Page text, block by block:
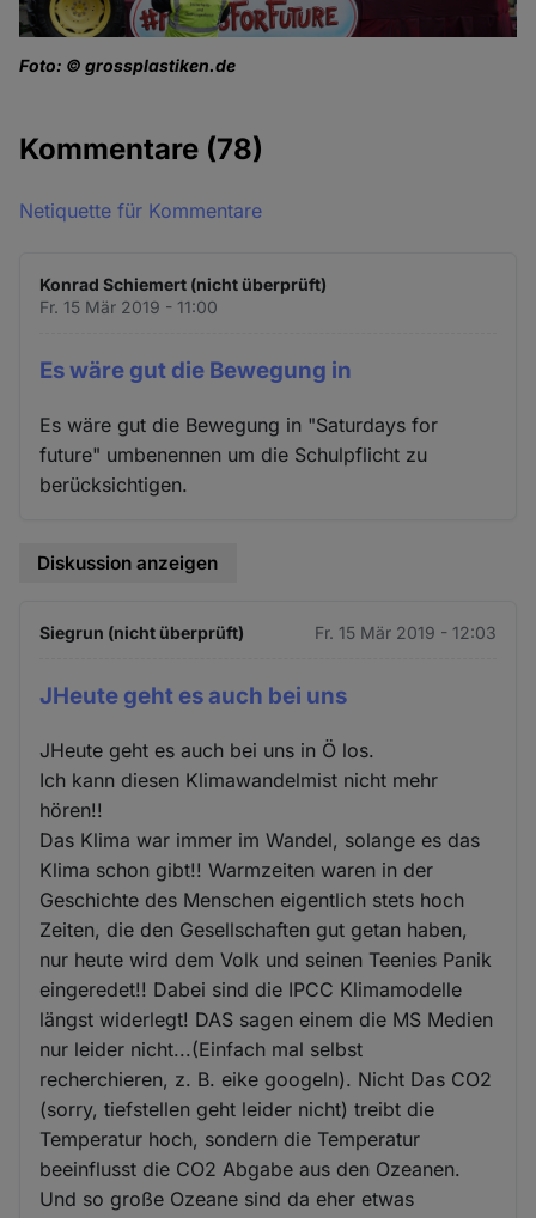
Foto: © grossplastiken.de
Kommentare (78)
Netiquette für Kommentare
Konrad Schiemert (nicht überprüft)
Fr. 15 Mär 2019 - 11:00
Es wäre gut die Bewegung in
Es wäre gut die Bewegung in "Saturdays for
future" umbenennen um die Schulpflicht zu
berücksichtigen.
Diskussion anzeigen
Siegrun (nicht überprüft) Fr. 15 Mär 2019 - 12:03
JHeute geht es auch bei uns
JHeute geht es auch bei uns in Ö los.
Ich kann diesen Klimawandelmist nicht mehr
hören!!
Das Klima war immer im Wandel, solange es das
Klima schon gibt!! Warmzeiten waren in der
Geschichte des Menschen eigentlich stets hoch
Zeiten, die den Gesellschaften gut getan haben,
nur heute wird dem Volk und seinen Teenies Panik
eingeredet!! Dabei sind die IPCC Klimamodelle
längst widerlegt! DAS sagen einem die MS Medien
nur leider nicht...(Einfach mal selbst
recherchieren, z. B. eike googeln). Nicht Das CO2
(sorry, tiefstellen geht leider nicht) treibt die
Temperatur hoch, sondern die Temperatur
beeinflusst die CO2 Abgabe aus den Ozeanen.
Und so große Ozeane sind da eher etwas